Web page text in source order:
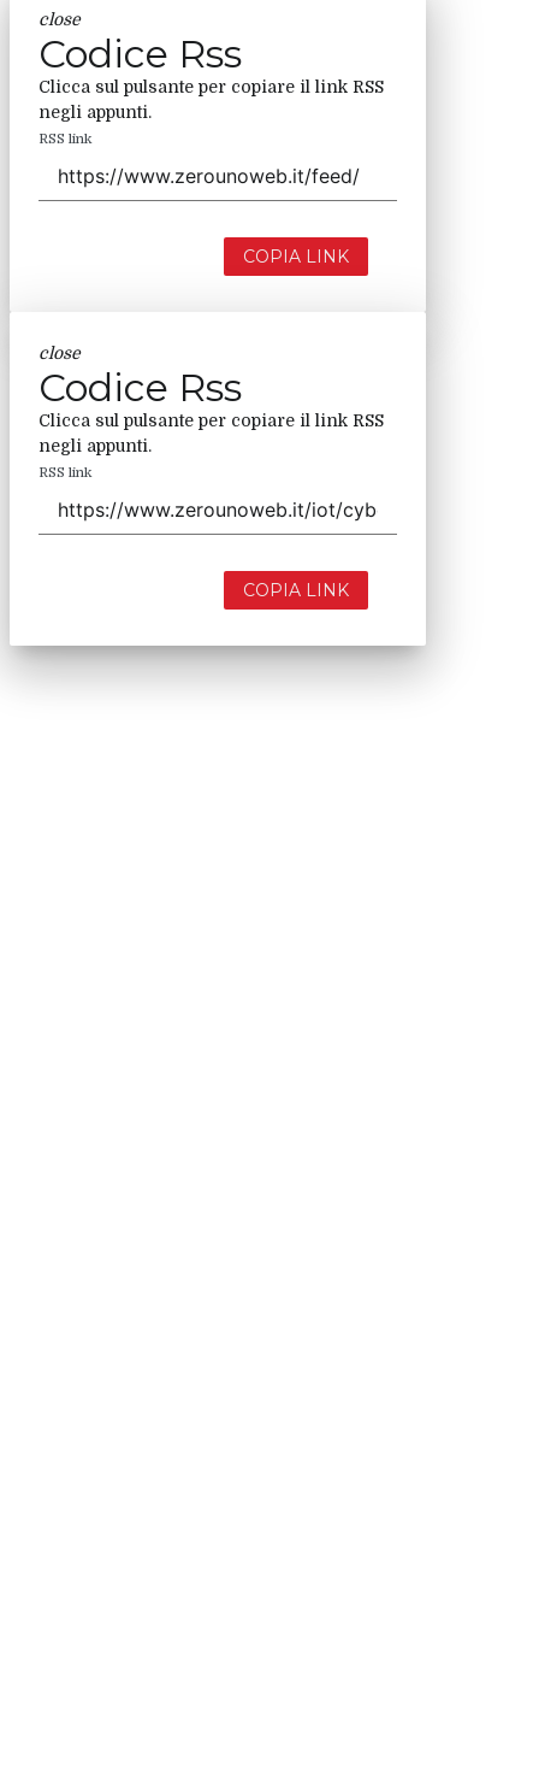
close
Codice Rss
Clicca sul pulsante per copiare il link RSS
negli appunti.
RSS link
COPIA LINK
close
Codice Rss
Clicca sul pulsante per copiare il link RSS
negli appunti.
RSS link
COPIA LINK